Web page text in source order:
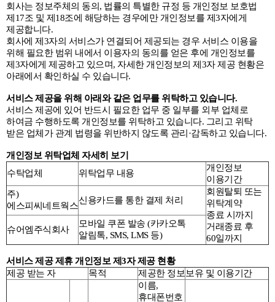
회사는 정보주체의 동의, 법률의 특별한 규정 등 개인정보 보호법
제17조 및 제18조에 해당하는 경우에만 개인정보를 제3자에게
제공합니다.
회사에 제3자의 서비스가 연결되어 제공되는 경우 서비스 이용을
위해 필요한 범위 내에서 이용자의 동의를 얻은 후에 개인정보를
제3자에게 제공하고 있으며, 자세한 개인정보의 제3자 제공 현황은
아래에서 확인하실 수 있습니다.
서비스 제공을 위해 아래와 같은 업무를 위탁하고 있습니다.
서비스 제공에 있어 반드시 필요한 업무 중 일부를 외부 업체로
하여금 수행하도록 개인정보를 위탁하고 있습니다. 그리고 위탁
받은 업체가 관계 법령을 위반하지 않도록 관리·감독하고 있습니다.
개인정보 위탁업체 자세히 보기
수탁업체
위탁업무 내용
개인정보
이용기간
주)
에스피씨네트웍스
신용카드를 통한 결제 처리
회원탈퇴 또는
위탁계약
종료 시까지
거래종료 후
60일까지
슈어엠주식회사
모바일 쿠폰 발송 (카카오톡
알림톡, SMS, LMS 등)
서비스 제공 제휴 개인정보 제3자 제공 현황
제공 받는 자
목적 제공한 정보 보유 및 이용기간
이름,
휴대폰번호